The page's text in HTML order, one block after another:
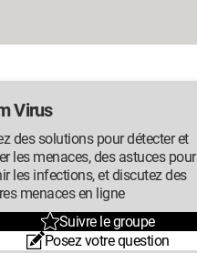
Virus
des solutions pour détecter et
les menaces, des astuces pour
les infections, et discutez des
menaces en ligne
Suivre le groupe
Posez votre question